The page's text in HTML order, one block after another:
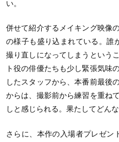
い。
併せて紹介するメイキング映像
の様子も盛り込まれている。誰
撮り直しになってしまうという
ト役の俳優たちも少し緊張気味
したスタッフから、本番前最後
からは、撮影前から練習を重ね
しと感じられる。果たしてどん
さらに、本作の入場者プレゼン